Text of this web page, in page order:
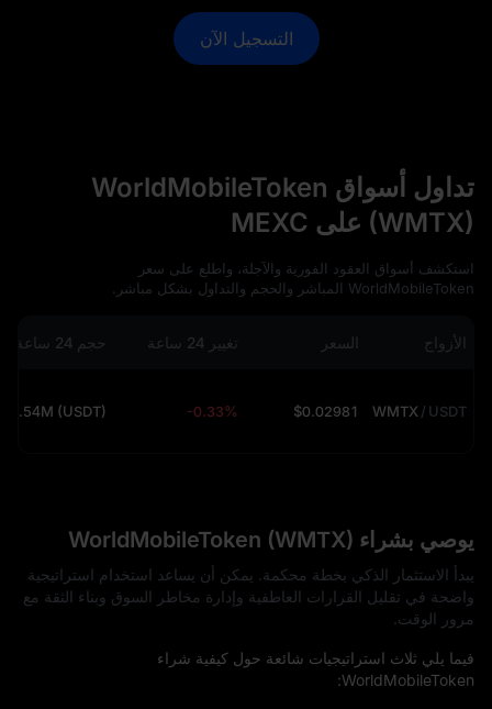
التسجيل الآن
تداول أسواق WorldMobileToken
(WMTX) على MEXC
استكشف أسواق العقود الفورية والآجلة، واطلع على سعر
WorldMobileToken المباشر والحجم والتداول بشكل مباشر.
الأزواج السعر تغيير 24 ساعة حجم 24 ساعة
/ USDT
WMTX
$0.02981
-0.33%
2.54M (USDT)
يوصي بشراء WorldMobileToken (WMTX)
يبدأ الاستثمار الذكي بخطة محكمة. يمكن أن يساعد استخدام استراتيجية
واضحة في تقليل القرارات العاطفية وإدارة مخاطر السوق وبناء الثقة مع
مرور الوقت.
فيما يلي ثلاث استراتيجيات شائعة حول كيفية شراء
WorldMobileToken: